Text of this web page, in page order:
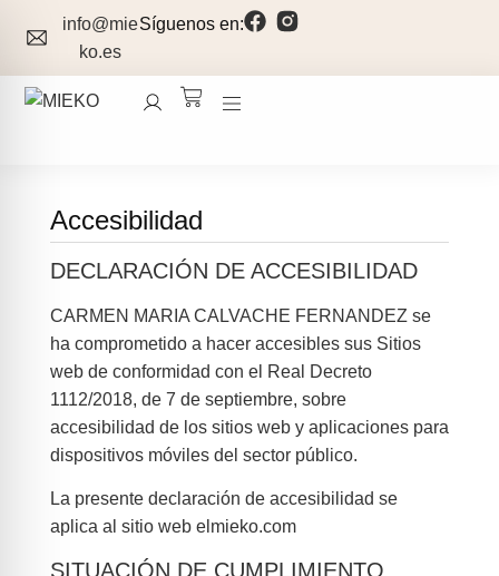
info@mie
ko.es
Síguenos en:
Accesibilidad
DECLARACIÓN DE ACCESIBILIDAD
CARMEN MARIA CALVACHE FERNANDEZ se
ha comprometido a hacer accesibles sus Sitios
web de conformidad con el Real Decreto
1112/2018, de 7 de septiembre, sobre
accesibilidad de los sitios web y aplicaciones para
dispositivos móviles del sector público.
La presente declaración de accesibilidad se
aplica al sitio web elmieko.com
SITUACIÓN DE CUMPLIMIENTO